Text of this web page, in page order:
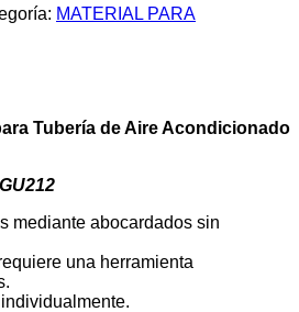
MATERIAL PARA
Tubería de Aire Acondicionado
mediante abocardados sin
una herramienta